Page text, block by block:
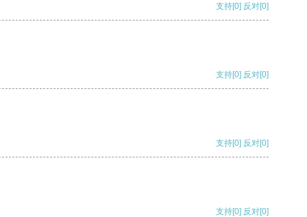
支持[0] 反对[0]
支持[0] 反对[0]
支持[0] 反对[0]
支持[0] 反对[0]